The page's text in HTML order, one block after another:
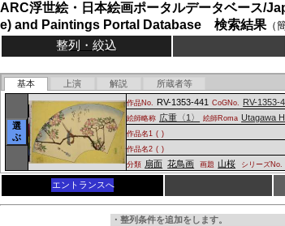
ARC浮世絵・日本絵画ポータルデータベース/
e) and Paintings Portal Database 検索結果（
整列・絞込
基本 上演 解説 所蔵者等
選
ぶ
作品No. RV-1353-441 CoGNo. RV-1353-
絵師略称 広重〈1〉 絵師Roma Utagawa
作品名1
( )
作品名2 ( )
分類 扇面 花鳥画 画題 山桜 シリーズNo.
エントランスへ
・整列条件を追加をします。